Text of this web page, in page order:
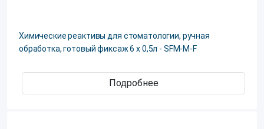
Химические реактивы для стоматологии, ручная
обработка, готовый фиксаж 6 х 0,5л - SFM-M-F
Подробнее